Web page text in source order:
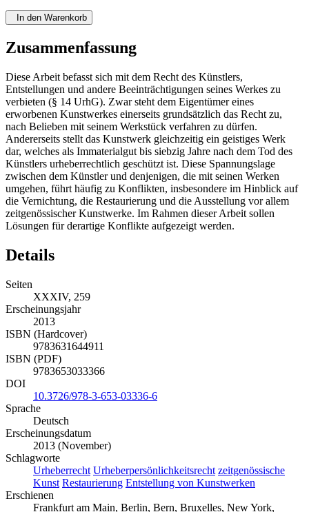
Zusammenfassung
Diese Arbeit befasst sich mit dem Recht des Künstlers,
Entstellungen und andere Beeinträchtigungen seines Werkes zu
verbieten (§ 14 UrhG). Zwar steht dem Eigentümer eines
erworbenen Kunstwerkes einerseits grundsätzlich das Recht zu,
nach Belieben mit seinem Werkstück verfahren zu dürfen.
Andererseits stellt das Kunstwerk gleichzeitig ein geistiges Werk
dar, welches als Immaterialgut bis siebzig Jahre nach dem Tod des
Künstlers urheberrechtlich geschützt ist. Diese Spannungslage
zwischen dem Künstler und denjenigen, die mit seinen Werken
umgehen, führt häufig zu Konflikten, insbesondere im Hinblick auf
die Vernichtung, die Restaurierung und die Ausstellung vor allem
zeitgenössischer Kunstwerke. Im Rahmen dieser Arbeit sollen
XXXIV, 259
Erscheinungsjahr
2013
ISBN (Hardcover)
9783631644911
ISBN (PDF)
10.3726/978-3-653-03336-6
Sprache
Deutsch
Erscheinungsdatum
2013 (November)
Schlagworte
Urheberrecht Urheberpersönlichkeitsrecht zeitgenössische
Kunst
Erschienen